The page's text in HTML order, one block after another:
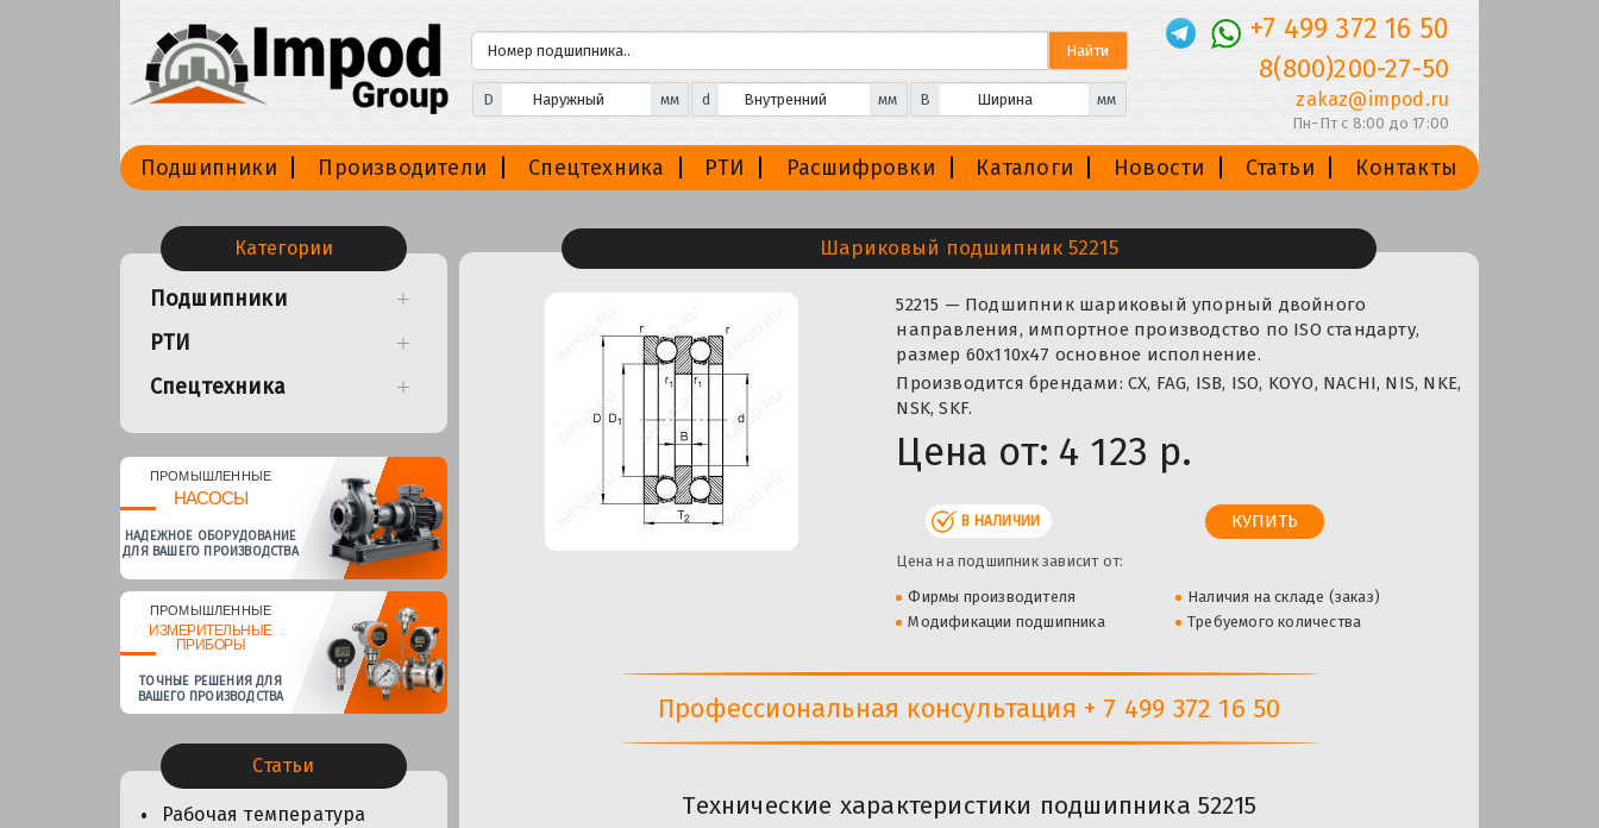
D мм d мм B мм
+7 499 372 16 50
8(800)200-27-50
zakaz@impod.ru
Пн-Пт с 8:00 до 17:00
Подшипники Производители Спецтехника РТИ Расшифровки Каталоги Новости Статьи Контакты
Категории
Подшипники
РТИ
Спецтехника
ПРОМЫШЛЕННЫЕ
НАСОСЫ
НАДЕЖНОЕ ОБОРУДОВАНИЕ
ДЛЯ ВАШЕГО ПРОИЗВОДСТВА
ПРОМЫШЛЕННЫЕ
ИЗМЕРИТЕЛЬНЫЕ
ПРИБОРЫ
ТОЧНЫЕ РЕШЕНИЯ ДЛЯ
ВАШЕГО ПРОИЗВОДСТВА
Статьи
Рабочая температура
Шариковый подшипник 52215
52215 — Подшипник шариковый упорный двойного
направления, импортное производство по ISO стандарту,
размер 60x110x47 основное исполнение.
Производится брендами: CX, FAG, ISB, ISO, KOYO, NACHI, NIS, NKE,
NSK, SKF.
Цена от: 4 123 р.
В НАЛИЧИИ
Цена на подшипник зависит от:
Фирмы производителя
Наличия на складе (заказ)
Модификации подшипника
Требуемого количества
Профессиональная консультация + 7 499 372 16 50
Технические характеристики подшипника 52215